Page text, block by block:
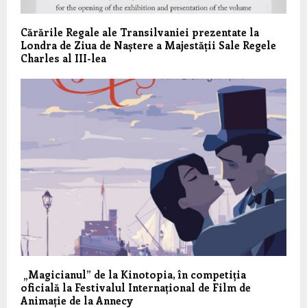
Cărările Regale ale Transilvaniei prezentate la
Londra de Ziua de Naștere a Majestății Sale Regele
Charles al III-lea
„Magicianul” de la Kinotopia, în competiția
oficială la Festivalul Internațional de Film de
Animație de la Annecy